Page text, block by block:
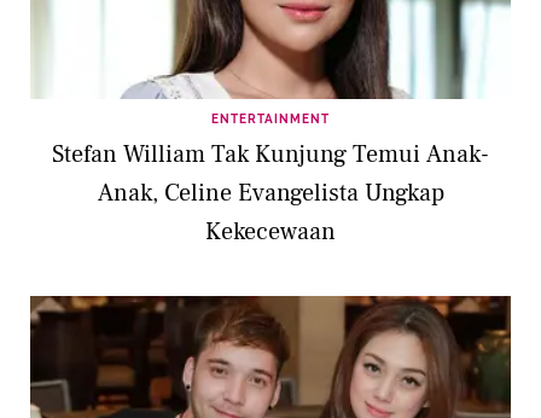
ENTERTAINMENT
Stefan William Tak Kunjung Temui Anak-
Anak, Celine Evangelista Ungkap
Kekecewaan